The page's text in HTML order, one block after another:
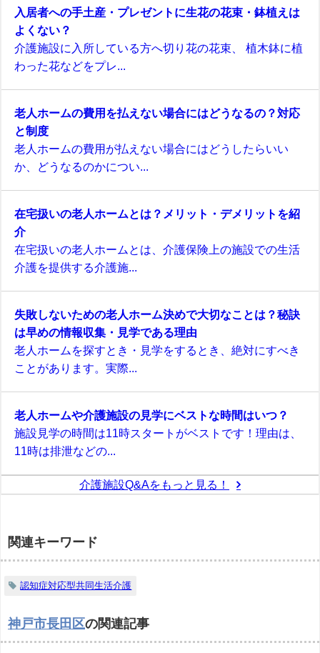
入居者への手土産・プレゼントに生花の花束・鉢植えは
よくない？
介護施設に入所している方へ切り花の花束、 植木鉢に植
わった花などをプレ...
老人ホームの費用を払えない場合にはどうなるの？対応
と制度
老人ホームの費用が払えない場合にはどうしたらいい
か、どうなるのかについ...
在宅扱いの老人ホームとは？メリット・デメリットを紹
介
在宅扱いの老人ホームとは、介護保険上の施設での生活
介護を提供する介護施...
失敗しないための老人ホーム決めで大切なことは？秘訣
は早めの情報収集・見学である理由
老人ホームを探すとき・見学をするとき、絶対にすべき
ことがあります。実際...
老人ホームや介護施設の見学にベストな時間はいつ？
施設見学の時間は11時スタートがベストです！理由は、
11時は排泄などの...
介護施設Q&Aをもっと見る！
関連キーワード
認知症対応型共同生活介護
神戸市長田区の関連記事